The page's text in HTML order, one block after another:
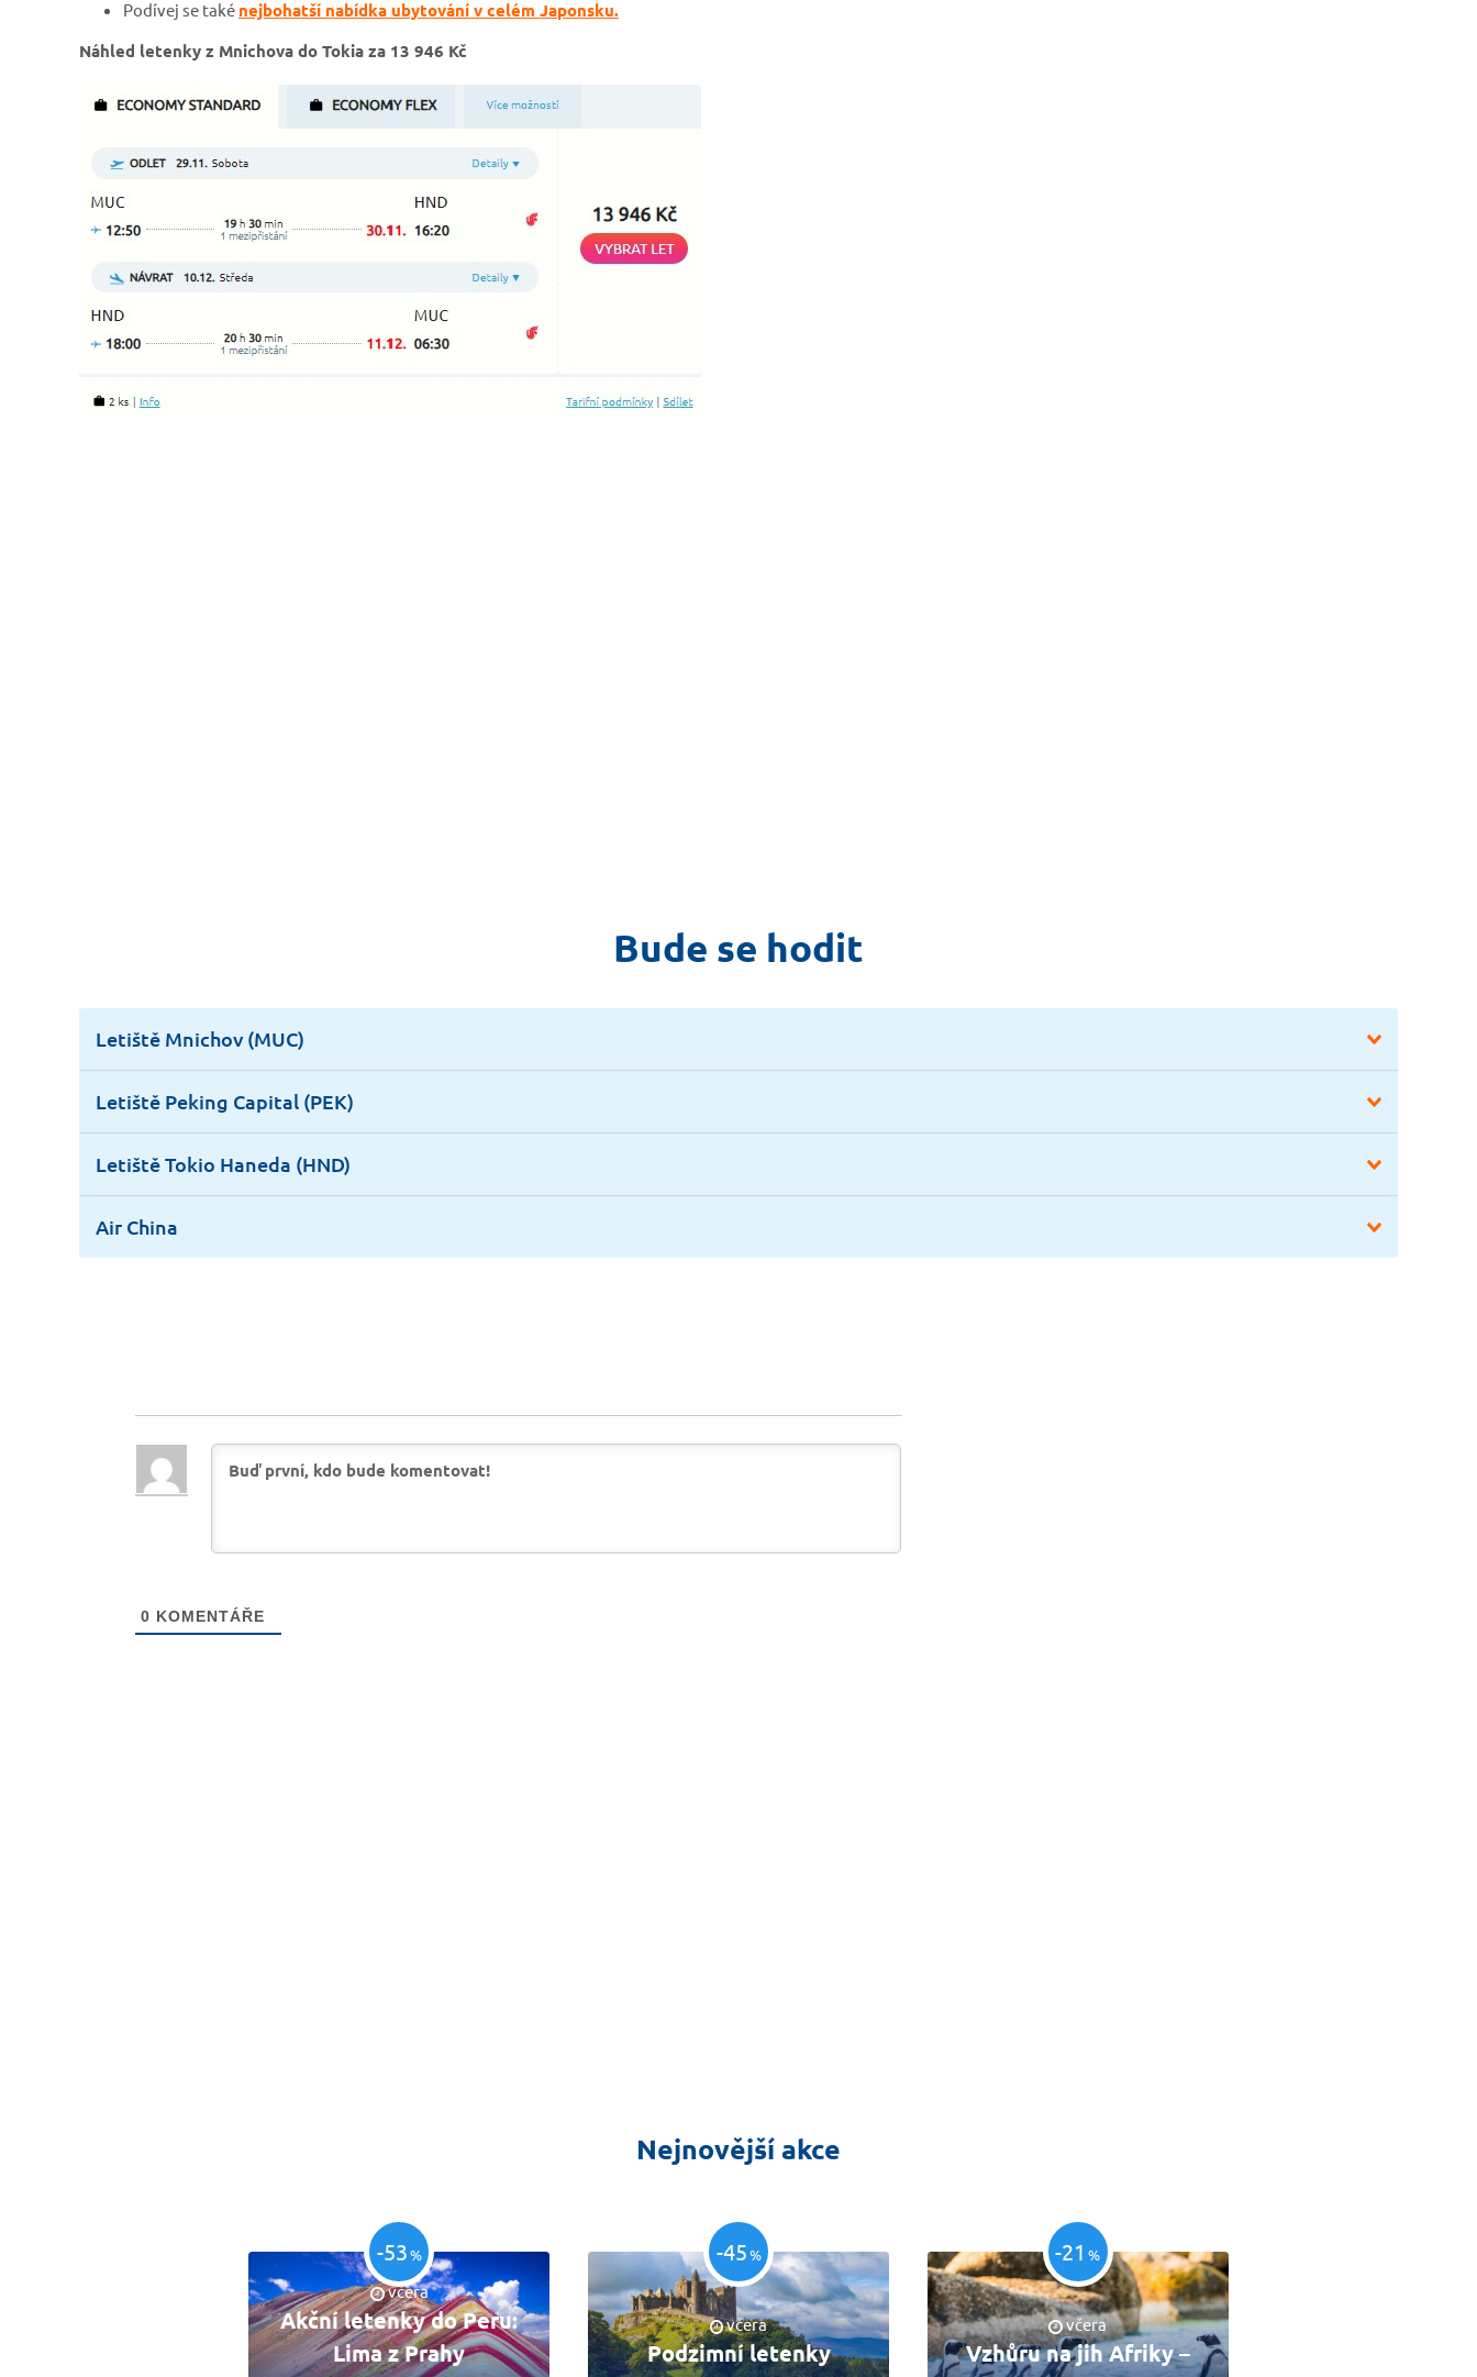
Podívej se také nejbohatší nabídka ubytování v celém Japonsku.
Náhled letenky z Mnichova do Tokia za 13 946 Kč
Bude se hodit
Letiště Mnichov (MUC)
Letiště Peking Capital (PEK)
Letiště Tokio Haneda (HND)
Air China
0 KOMENTÁŘE
Nejnovější akce
-53%
včera
Akční letenky do Peru:
Lima z Prahy
-45%
včera
Podzimní letenky
-21 %
včera
Vzhůru na jih Afriky –